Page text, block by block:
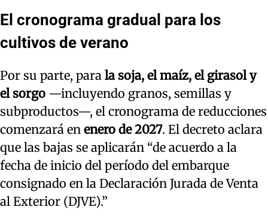
El cronograma gradual para los
cultivos de verano
Por su parte, para la soja, el maíz, el girasol y
el sorgo —incluyendo granos, semillas y
subproductos—, el cronograma de reducciones
comenzará en enero de 2027. El decreto aclara
que las bajas se aplicarán “de acuerdo a la
fecha de inicio del período del embarque
consignado en la Declaración Jurada de Venta
al Exterior (DJVE).”